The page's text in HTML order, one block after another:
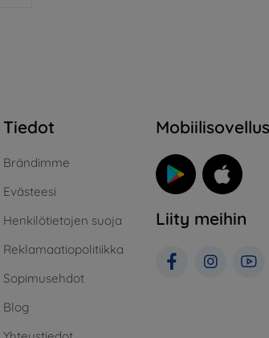
Tiedot
Brändimme
Evästeesi
Henkilötietojen suoja
Reklamaatiopolitiikka
Sopimusehdot
Blog
Mobiilisovellus
Liity meihin